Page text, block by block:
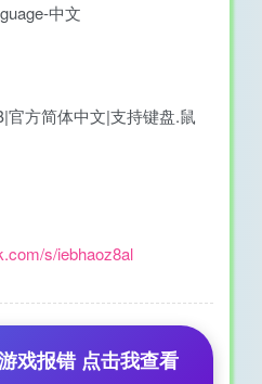
中文
官方简体中文|支持键盘.鼠
s/iebhaoz8al
戏报错 点击我查看